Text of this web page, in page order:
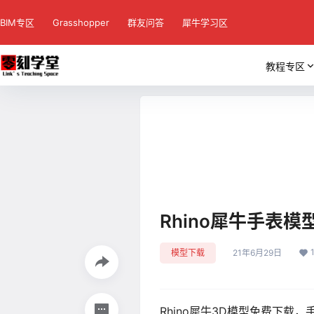
BIM专区 Grasshopper 群友问答 犀牛学习区
教程专区
Rhino犀牛手表模
模型下载 21年6月29日 1
Rhino犀牛3D模型免费下载，